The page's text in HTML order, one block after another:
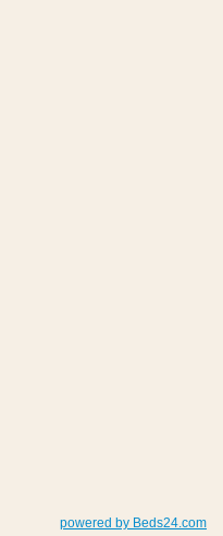
powered by Beds24.com